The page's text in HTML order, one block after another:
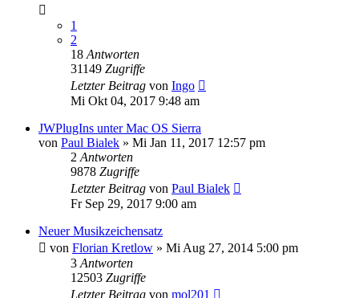
1
2
18 Antworten
31149 Zugriffe
Letzter Beitrag von Ingo
Mi Okt 04, 2017 9:48 am
JWPlugIns unter Mac OS Sierra
von Paul Bialek » Mi Jan 11, 2017 12:57 pm
2 Antworten
9878 Zugriffe
Letzter Beitrag von Paul Bialek
Fr Sep 29, 2017 9:00 am
Neuer Musikzeichensatz
von Florian Kretlow » Mi Aug 27, 2014 5:00 pm
3 Antworten
12503 Zugriffe
Letzter Beitrag von mol201